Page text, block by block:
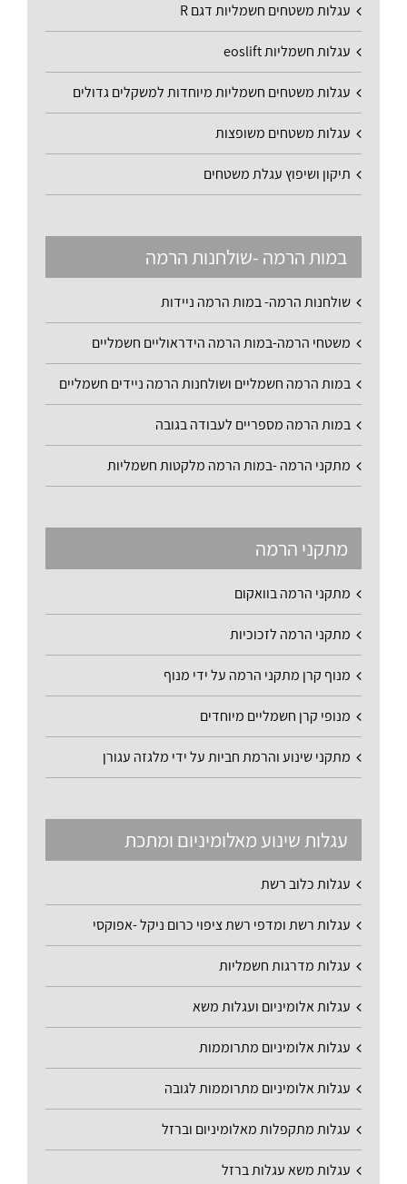
עגלות משטחים חשמליות דגם R
עגלות חשמליות eoslift
עגלות משטחים חשמליות מיוחדות למשקלים גדולים
עגלות משטחים משופצות
תיקון ושיפוץ עגלת משטחים
במות הרמה -שולחנות הרמה
שולחנות הרמה- במות הרמה ניידות
משטחי הרמה-במות הרמה הידראוליים חשמליים
במות הרמה חשמליים ושולחנות הרמה ניידים חשמליים
במות הרמה מספריים לעבודה בגובה
מתקני הרמה -במות הרמה מלקטות חשמליות
מתקני הרמה
מתקני הרמה בוואקום
מתקני הרמה לזכוכיות
מנוף קרן מתקני הרמה על ידי מנוף
מנופי קרן חשמליים מיוחדים
מתקני שינוע והרמת חביות על ידי מלגזה עגורן
עגלות שינוע מאלומיניום ומתכת
עגלות כלוב רשת
עגלות רשת ומדפי רשת ציפוי כרום ניקל -אפוקסי
עגלות מדרגות חשמליות
עגלות אלומיניום ועגלות משא
עגלות אלומיניום מתרוממות
עגלות אלומיניום מתרוממות לגובה
עגלות מתקפלות מאלומיניום וברזל
עגלות משא עגלות ברזל